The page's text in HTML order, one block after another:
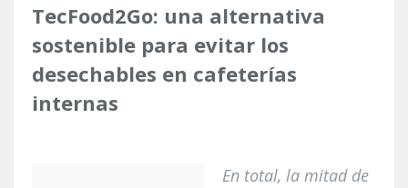
TecFood2Go: una alternativa
sostenible para evitar los
desechables en cafeterías
internas
En total, la mitad de